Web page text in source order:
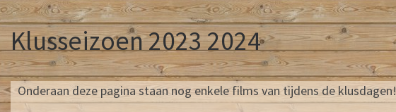
Klusseizoen 2023 2024
Onderaan deze pagina staan nog enkele films van tijdens de klusdagen!